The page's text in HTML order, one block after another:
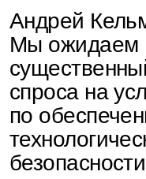
Андрей
Мы ожидаем
спроса на
по
безопасности